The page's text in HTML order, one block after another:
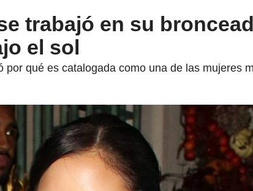
trabajó en su
el sol
por qué es catalogada como una de las mujeres